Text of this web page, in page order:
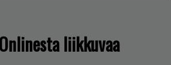
liikkuvaa